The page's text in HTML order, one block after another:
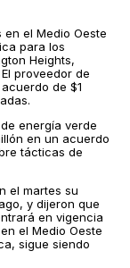
el Medio Oeste
para los
Heights,
proveedor de
de $1
energía verde
en un acuerdo
tácticas de
el martes su
y dijeron que
en vigencia
el Medio Oeste
sigue siendo